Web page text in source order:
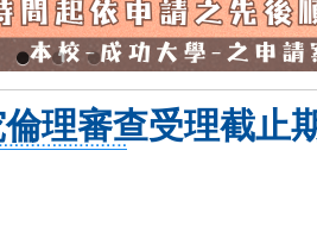
理審查受理截止